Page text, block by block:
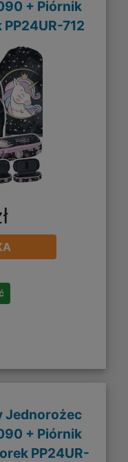
+ Piórnik
712
Jednorożec
+ Piórnik
PP24UR-